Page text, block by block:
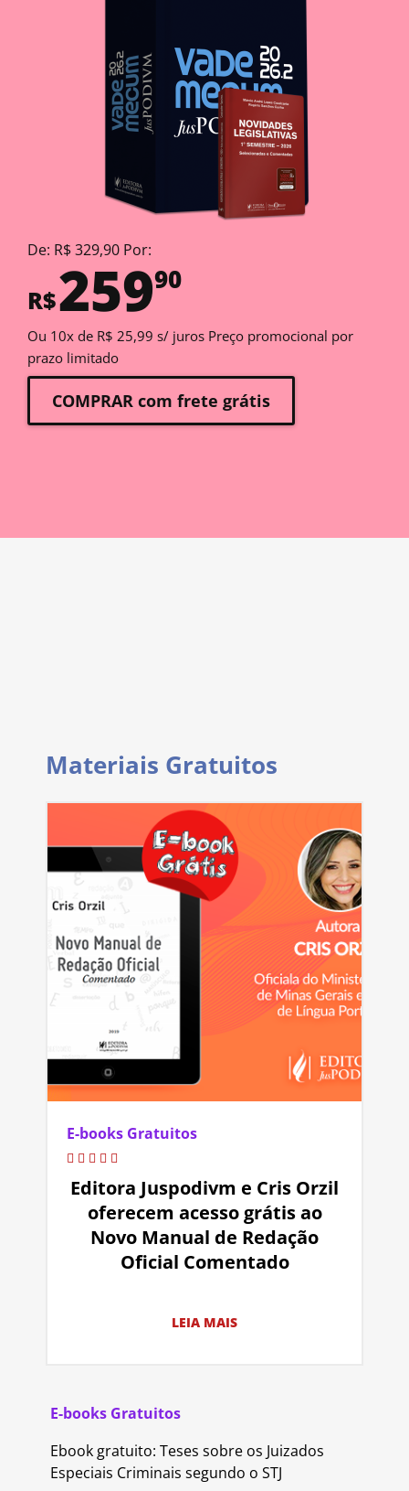
De: R$ 329,90 Por:
R$25990
Ou 10x de R$ 25,99 s/ juros Preço promocional por
prazo limitado
COMPRAR com frete grátis
Materiais Gratuitos
E-books Gratuitos
Editora Juspodivm e Cris Orzil
oferecem acesso grátis ao
Novo Manual de Redação
Oficial Comentado
LEIA MAIS
E-books Gratuitos
Ebook gratuito: Teses sobre os Juizados
Especiais Criminais segundo o STJ